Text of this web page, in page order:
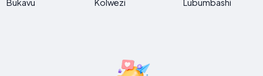
Bukavu Kolwezi Lubumbashi